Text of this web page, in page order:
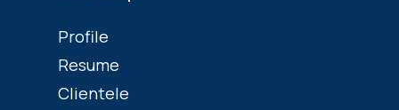
Profile
Resume
Clientele